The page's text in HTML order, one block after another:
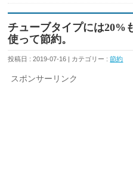
チューブタイプには20%
使って節約。
投稿日 : 2019-07-16 | カテゴリー :節約
スポンサーリンク